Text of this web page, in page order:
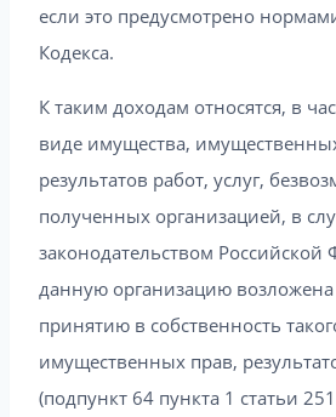
если это предусмотрено
Кодекса.
К таким доходам относятся, в
виде имущества,
результатов работ, услуг,
полученных организацией, в
законодательством Российской
данную организацию возложена
принятию в собственность
имущественных прав,
(подпункт 64 пункта 1 статьи